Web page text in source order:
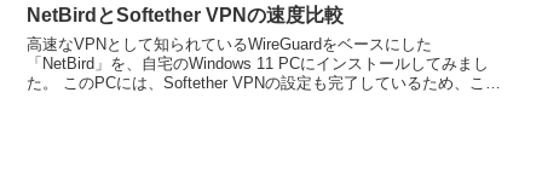
NetBirdとSoftether VPNの速度比較
高速なVPNとして知られているWireGuardをベースにした
「NetBird」を、自宅のWindows 11 PCにインストールしてみまし
た。 このPCには、Softether VPNの設定も完了しているため、この